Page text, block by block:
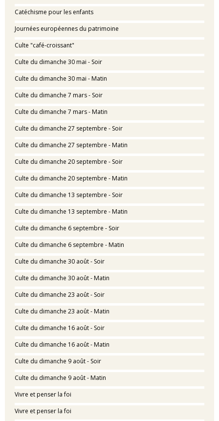
Catéchisme pour les enfants
Journées européennes du patrimoine
Culte "café-croissant"
Culte du dimanche 30 mai - Soir
Culte du dimanche 30 mai - Matin
Culte du dimanche 7 mars - Soir
Culte du dimanche 7 mars - Matin
Culte du dimanche 27 septembre - Soir
Culte du dimanche 27 septembre - Matin
Culte du dimanche 20 septembre - Soir
Culte du dimanche 20 septembre - Matin
Culte du dimanche 13 septembre - Soir
Culte du dimanche 13 septembre - Matin
Culte du dimanche 6 septembre - Soir
Culte du dimanche 6 septembre - Matin
Culte du dimanche 30 août - Soir
Culte du dimanche 30 août - Matin
Culte du dimanche 23 août - Soir
Culte du dimanche 23 août - Matin
Culte du dimanche 16 août - Soir
Culte du dimanche 16 août - Matin
Culte du dimanche 9 août - Soir
Culte du dimanche 9 août - Matin
Vivre et penser la foi
Vivre et penser la foi